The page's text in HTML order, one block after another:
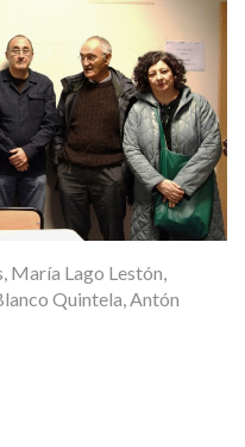
María Lago Lestón,
Quintela, Antón